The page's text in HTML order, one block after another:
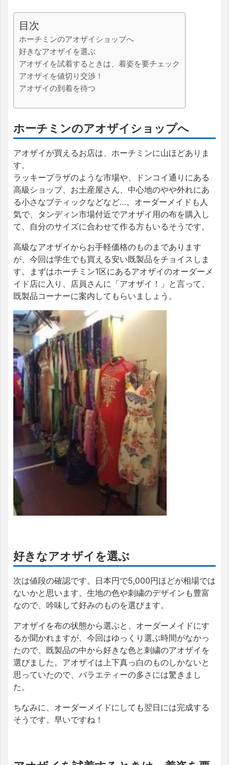
目次
ホーチミンのアオザイショップへ
好きなアオザイを選ぶ
アオザイを試着するときは、着姿を要チェック
アオザイを値切り交渉！
アオザイの到着を待つ
ホーチミンのアオザイショップへ
アオザイが買えるお店は、ホーチミンに山ほどありま
す。
ラッキープラザのような市場や、ドンコイ通りにある
高級ショップ、お土産屋さん、中心地のやや外れにあ
る小さなブティックなどなど…。オーダーメイドも人
気で、タンディン市場付近でアオザイ用の布を購入し
て、自分のサイズに合わせて作る方もいるそうです。
高級なアオザイからお手軽価格のものまであります
が、今回は学生でも買える安い既製品をチョイスしま
す。まずはホーチミン1区にあるアオザイのオーダーメ
イド店に入り、店員さんに「アオザイ！」と言って、
既製品コーナーに案内してもらいましょう。
好きなアオザイを選ぶ
次は値段の確認です。日本円で5,000円ほどが相場では
ないかと思います。生地の色や刺繍のデザインも豊富
なので、吟味して好みのものを選びます。
アオザイを布の状態から選ぶと、オーダーメイドにす
るか聞かれますが、今回はゆっくり選ぶ時間がなかっ
たので、既製品の中から好きな色と刺繍のアオザイを
選びました。アオザイは上下真っ白のものしかないと
思っていたので、バラエティーの多さには驚きまし
た。
ちなみに、オーダーメイドにしても翌日には完成する
そうです。早いですね！